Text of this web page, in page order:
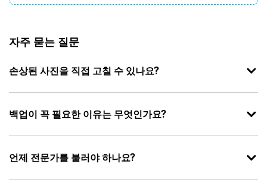
자주 묻는 질문
손상된 사진을 직접 고칠 수 있나요?
백업이 꼭 필요한 이유는 무엇인가요?
언제 전문가를 불러야 하나요?